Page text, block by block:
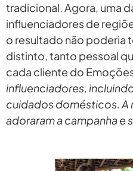
tradicional. Agora, uma
influenciadores de
o resultado não poderia
distinto, tanto pessoal
cada cliente do
influenciadores,
cuidados domésticos. A
adoraram a campanha e